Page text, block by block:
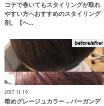
コテで巻いてもスタイリングが取れ
やすい方へおすすめのスタイリング
剤。【ヘ…
before/after
2017.11.19
暗めグレージュカラー→バーガンデ